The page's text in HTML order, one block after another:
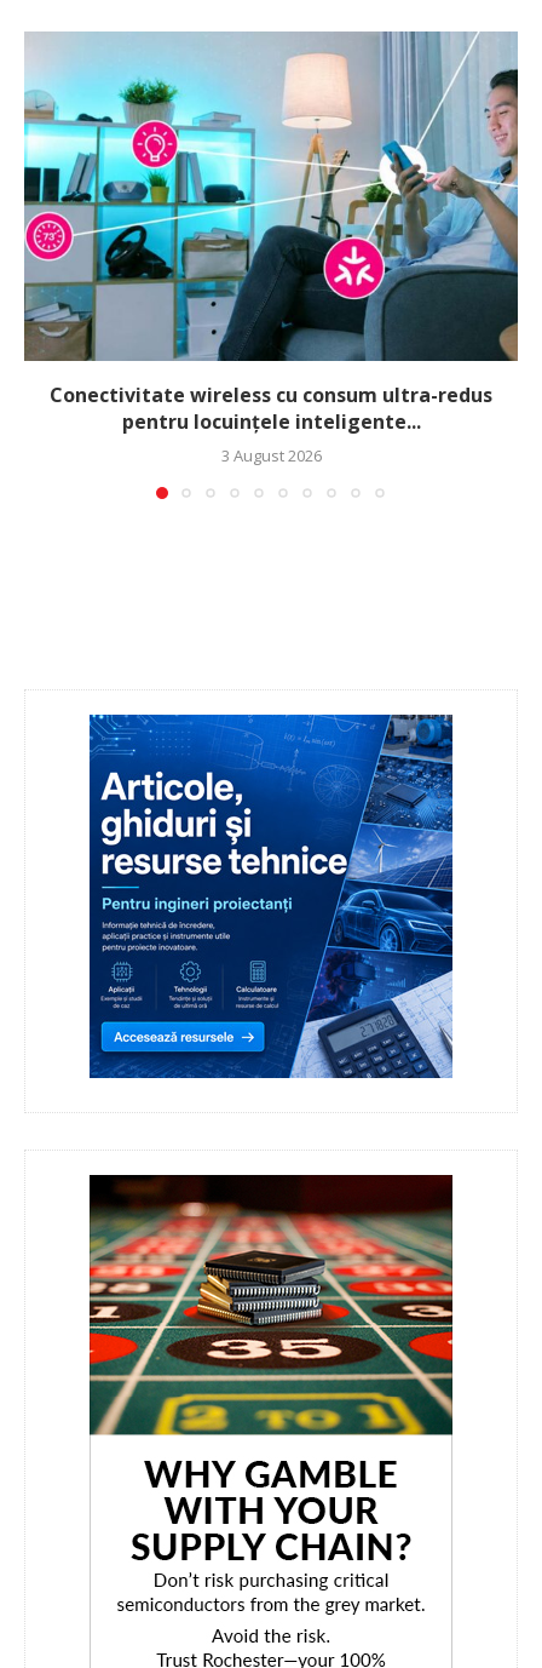
Conectivitate wireless cu consum ultra-redus
pentru locuințele inteligente...
3 August 2026